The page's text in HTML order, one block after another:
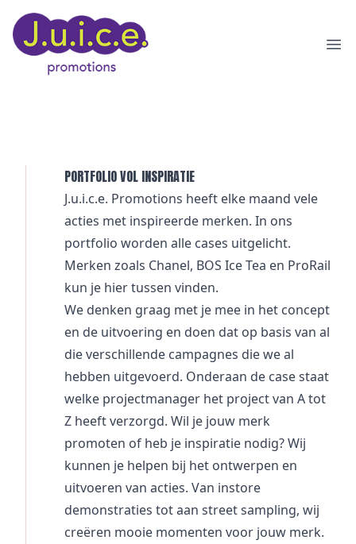
PORTFOLIO VOL INSPIRATIE
J.u.i.c.e. Promotions heeft elke maand vele
acties met inspireerde merken. In ons
portfolio worden alle cases uitgelicht.
Merken zoals Chanel, BOS Ice Tea en ProRail
kun je hier tussen vinden.
We denken graag met je mee in het concept
en de uitvoering en doen dat op basis van al
die verschillende campagnes die we al
hebben uitgevoerd. Onderaan de case staat
welke projectmanager het project van A tot
Z heeft verzorgd. Wil je jouw merk
promoten of heb je inspiratie nodig? Wij
kunnen je helpen bij het ontwerpen en
uitvoeren van acties. Van instore
demonstraties tot aan street sampling, wij
creëren mooie momenten voor jouw merk.